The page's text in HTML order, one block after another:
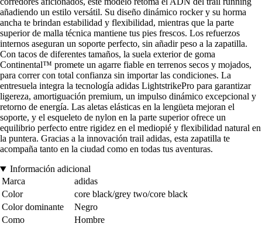
añadiendo un estilo versátil. Su diseño dinámico rocker y su horma
ancha te brindan estabilidad y flexibilidad, mientras que la parte
superior de malla técnica mantiene tus pies frescos. Los refuerzos
internos aseguran un soporte perfecto, sin añadir peso a la zapatilla.
Con tacos de diferentes tamaños, la suela exterior de goma
Continental™ promete un agarre fiable en terrenos secos y mojados,
para correr con total confianza sin importar las condiciones. La
entresuela integra la tecnología adidas LightstrikePro para garantizar
ligereza, amortiguación premium, un impulso dinámico excepcional y
retorno de energía. Las aletas elásticas en la lengüeta mejoran el
soporte, y el esqueleto de nylon en la parte superior ofrece un
equilibrio perfecto entre rigidez en el mediopié y flexibilidad natural en
la puntera. Gracias a la innovación trail adidas, esta zapatilla te
acompaña tanto en la ciudad como en todas tus aventuras.
Información adicional
Marca
adidas
Color
core black/grey two/core black
Color dominante
Negro
Como
Hombre